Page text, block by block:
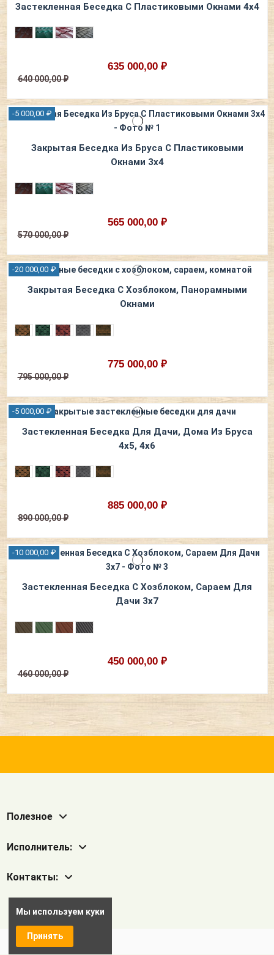
Застекленная Беседка С Пластиковыми Окнами 4х4
635 000,00 ₽
640 000,00 ₽
-5 000,00 ₽
Закрытая Беседка Из Бруса С Пластиковыми
Окнами 3х4
565 000,00 ₽
570 000,00 ₽
-20 000,00 ₽
Закрытая Беседка С Хозблоком, Панорамными
Окнами
775 000,00 ₽
795 000,00 ₽
-5 000,00 ₽
Застекленная Беседка Для Дачи, Дома Из Бруса
4х5, 4х6
885 000,00 ₽
890 000,00 ₽
-10 000,00 ₽
Застекленная Беседка С Хозблоком, Сараем Для
Дачи 3х7
450 000,00 ₽
460 000,00 ₽
Полезное
Исполнитель:
Контакты:
Мы используем куки
Принять